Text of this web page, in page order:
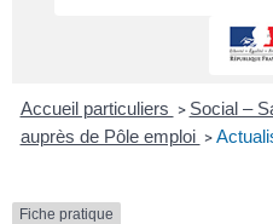
Accueil particuliers > Social –
auprès de Pôle emploi >
Fiche pratique